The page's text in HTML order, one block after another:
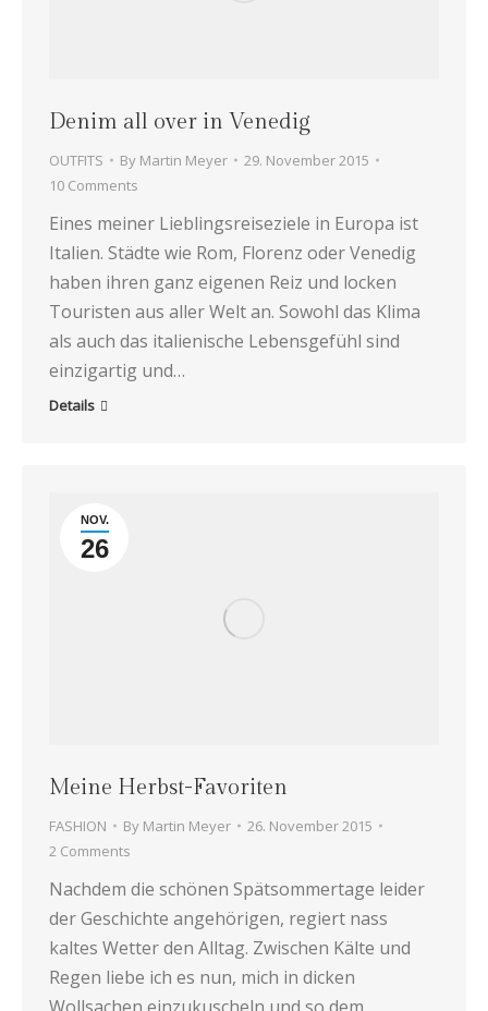
Denim all over in Venedig
OUTFITS By Martin Meyer
29. November 2015
10 Comments
Eines meiner Lieblingsreiseziele in Europa ist
Italien. Städte wie Rom, Florenz oder Venedig
haben ihren ganz eigenen Reiz und locken
Touristen aus aller Welt an. Sowohl das Klima
als auch das italienische Lebensgefühl sind
einzigartig und…
Details
NOV.
26
Meine Herbst-Favoriten
FASHION By Martin Meyer
26. November 2015
2 Comments
Nachdem die schönen Spätsommertage leider
der Geschichte angehörigen, regiert nass
kaltes Wetter den Alltag. Zwischen Kälte und
Regen liebe ich es nun, mich in dicken